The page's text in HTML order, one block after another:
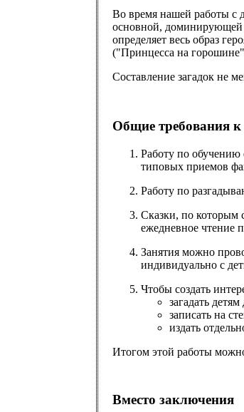
Во время нашей работы с
основной, доминирующей
определяет весь образ
("Принцесса на
Составление загадок не
Общие требования к
Работу по обучению
типовых приемов
Работу по
Сказки, по которым
ежедневное чтение
Занятия можно
индивидуально с
Чтобы создать
загадать
записать на
издать
Итогом этой работы можно
Вместо заключения